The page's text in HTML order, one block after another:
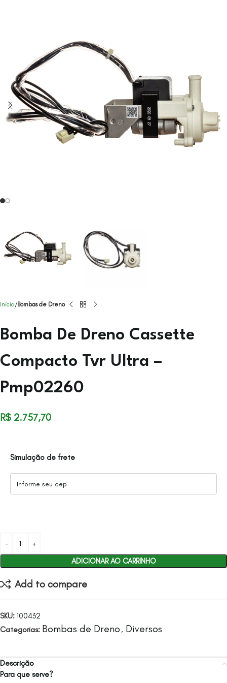
Início Bombas de Dreno
Bomba De Dreno Cassette
Compacto Tvr Ultra –
Pmp02260
R$ 2.757,70
Simulação de frete
ADICIONAR AO CARRINHO
Add to compare
SKU: 100432
Categorias: Bombas de Dreno , Diversos
Descrição
Para que serve?